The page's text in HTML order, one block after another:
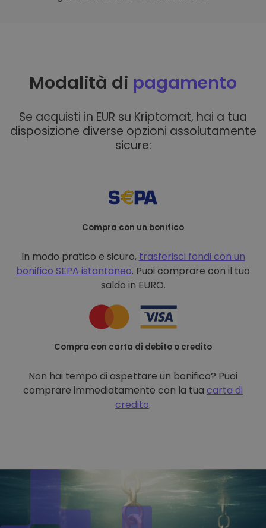
Modalità di pagamento
Se acquisti in EUR su Kriptomat, hai a tua
disposizione diverse opzioni assolutamente
sicure:
Compra con un bonifico
In modo pratico e sicuro, trasferisci fondi con un
bonifico SEPA istantaneo. Puoi comprare con il tuo
saldo in EURO.
Compra con carta di debito o credito
Non hai tempo di aspettare un bonifico? Puoi
comprare immediatamente con la tua carta di
credito.